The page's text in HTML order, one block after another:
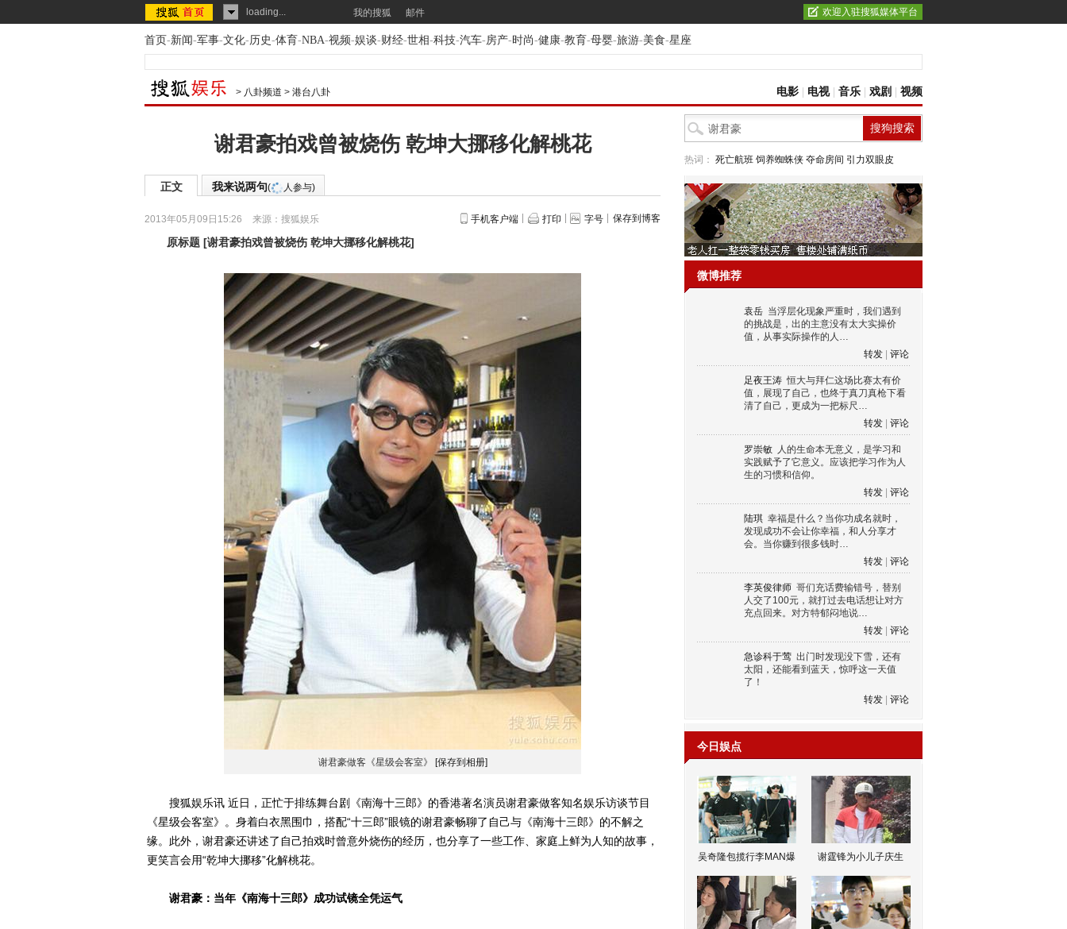
loading... 我的搜狐 邮件 欢迎入驻搜狐媒体平台
首页-新闻-军事-文化-历史-体育-NBA-视频-娱谈-财经-世相-科技-汽车-房产-时尚-健康-教育-母婴-旅游-美食-星座
> 八卦频道 > 港台八卦 电影 电视| 音乐 戏剧 视频
谢君豪拍戏曾被烧伤 乾坤大挪移化解桃花
正文 我来说两句( 人参与)
2013年05月09日15:26 来源： 搜狐娱乐 手机客户端 打印 字号 保存到博客
原标题 [谢君豪拍戏曾被烧伤 乾坤大挪移化解桃花]
谢君豪做客《星级会客室》 [保存到相册]
搜狐娱乐讯 近日，正忙于排练舞台剧《南海十三郎》的香港著名演员谢君豪做客知名娱乐访谈节目
《星级会客室》。身着白衣黑围巾，搭配“十三郎”眼镜的谢君豪畅聊了自己与《南海十三郎》的不解之
缘。此外，谢君豪还讲述了自己拍戏时曾意外烧伤的经历，也分享了一些工作、家庭上鲜为人知的故事，
更笑言会用“乾坤大挪移”化解桃花。
谢君豪：当年《南海十三郎》成功试镜全凭运气
热词： 死亡航班 饲养蜘蛛侠 夺命房间 引力双眼皮
微博推荐
袁岳 当浮层化现象严重时，我们遇到
的挑战是，出的主意没有太大实操价
值，从事实际操作的人…
转发
评论
足夜王涛 恒大与拜仁这场比赛太有价
值，展现了自己，也终于真刀真枪下看
清了自己，更成为一把标尺…
转发
评论
罗崇敏 人的生命本无意义，是学习和
实践赋予了它意义。应该把学习作为人
生的习惯和信仰。
转发
评论
陆琪 幸福是什么？当你功成名就时，
发现成功不会让你幸福，和人分享才
会。当你赚到很多钱时…
转发
评论
李英俊律师 哥们充话费输错号，替别
人交了100元，就打过去电话想让对方
充点回来。对方特郁闷地说…
转发
评论
急诊科于莺 出门时发现没下雪，还有
太阳，还能看到蓝天，惊呼这一天值
了！
转发
评论
今日娱点
吴奇隆包揽行李MAN爆 谢霆锋为小儿子庆生